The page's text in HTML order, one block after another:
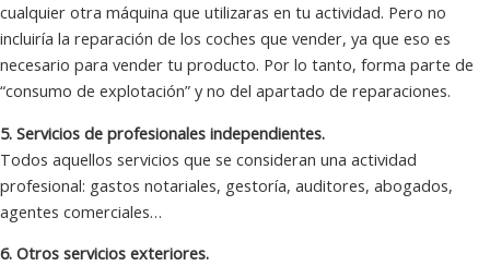
cualquier otra máquina que utilizaras en tu actividad. Pero no
incluiría la reparación de los coches que vender, ya que eso es
necesario para vender tu producto. Por lo tanto, forma parte de
“consumo de explotación” y no del apartado de reparaciones.
5. Servicios de profesionales independientes.
Todos aquellos servicios que se consideran una actividad
profesional: gastos notariales, gestoría, auditores, abogados,
agentes comerciales…
6. Otros servicios exteriores.